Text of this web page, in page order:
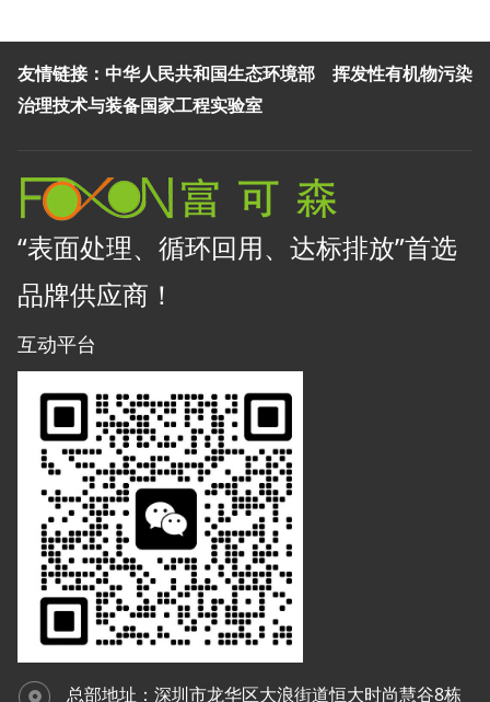
友情链接： 中华人民共和国生态环境部
挥发性有机物污染
治理技术与装备国家工程实验室
“表面处理、循环回用、达标排放”首选
品牌供应商！
互动平台
总部地址：深圳市龙华区大浪街道恒大时尚慧谷8栋